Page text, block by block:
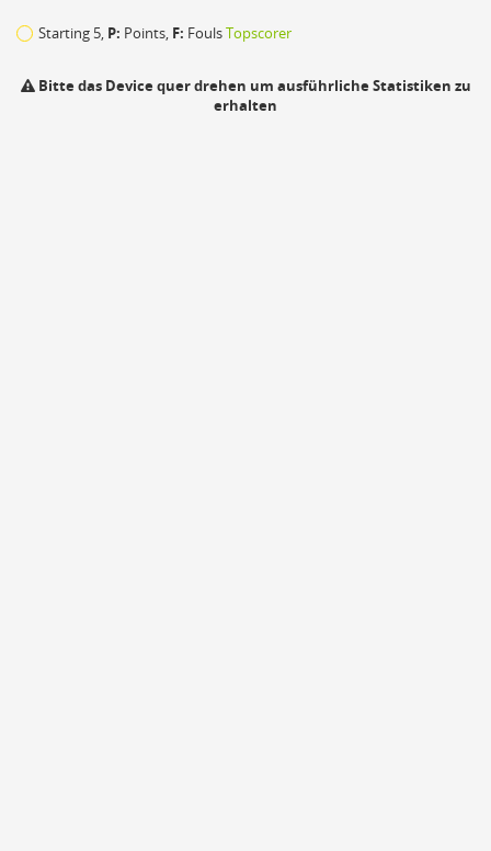
Starting 5, P: Points, F: FoulsTopscorer
Bitte das Device quer drehen um ausführliche Statistiken zu
erhalten